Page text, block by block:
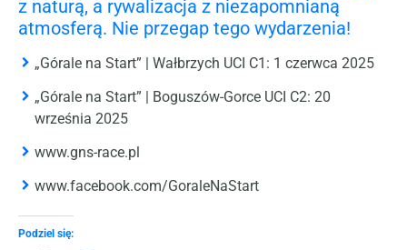
z naturą, a rywalizacja z niezapomnianą
atmosferą. Nie przegap tego wydarzenia!
„Górale na Start” | Wałbrzych UCI C1: 1 czerwca 2025
„Górale na Start” | Boguszów-Gorce UCI C2: 20
września 2025
www.gns-race.pl
www.facebook.com/GoraleNaStart
Podziel się: